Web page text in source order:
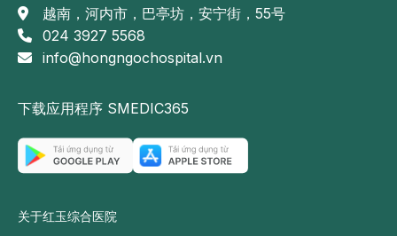
越南，河内市，巴亭坊，安宁街，55号
024 3927 5568
info@hongngochospital.vn
下载应用程序 SMEDIC365
关于红玉综合医院